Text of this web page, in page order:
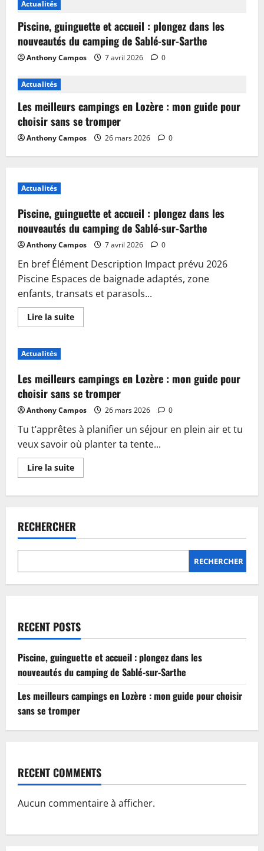
Actualités
Piscine, guinguette et accueil : plongez dans les
nouveautés du camping de Sablé-sur-Sarthe
Anthony Campos 7 avril 2026 0
Actualités
Les meilleurs campings en Lozère : mon guide pour
choisir sans se tromper
Anthony Campos 26 mars 2026 0
Actualités
Piscine, guinguette et accueil : plongez dans les
nouveautés du camping de Sablé-sur-Sarthe
Anthony Campos 7 avril 2026 0
En bref Élément Description Impact prévu 2026
Piscine Espaces de baignade adaptés, zone
enfants, transats et parasols...
Lire la suiteEn
savoir
accueil
:
plongez
dans
les
nouveautés
du
camping
de
Sablé-
sur-
Sarthe
Actualités
Les meilleurs campings en Lozère : mon guide pour
choisir sans se tromper
Anthony Campos 26 mars 2026 0
Tu t’apprêtes à planifier un séjour en plein air et tu
veux savoir où planter ta tente...
Lire la suiteEn
savoir
en
Lozère
:
mon
choisir
sans
RECHERCHER
RECHERCHER
RECENT POSTS
Piscine, guinguette et accueil : plongez dans les
nouveautés du camping de Sablé-sur-Sarthe
Les meilleurs campings en Lozère : mon guide pour choisir
sans se tromper
RECENT COMMENTS
Aucun commentaire à afficher.